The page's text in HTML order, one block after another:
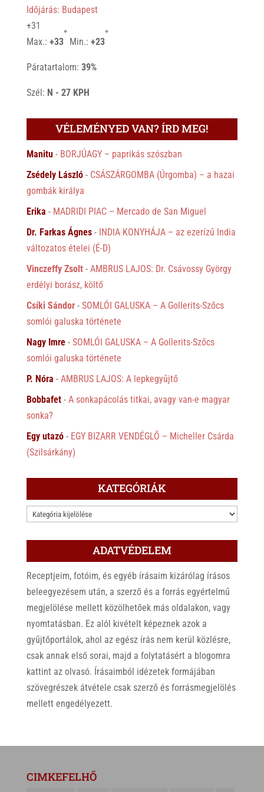
Időjárás: Budapest
+31
Max.: +33
°
Min.: +23
°
Páratartalom: 39%
Szél: N - 27 KPH
VÉLEMÉNYED VAN? ÍRD MEG!
Manitu- BORJÚAGY – paprikás szószban
Zsédely László- CSÁSZÁRGOMBA (Úrgomba) – a hazai
gombák királya
Erika - MADRIDI PIAC – Mercado de San Miguel
Dr. Farkas Ágnes- INDIA KONYHÁJA – az ezerízű India
változatos ételei (É-D)
Vinczeffy Zsolt- AMBRUS LAJOS: Dr. Csávossy György
erdélyi borász, költő
Csíki Sándor- SOMLÓI GALUSKA – A Gollerits-Szőcs
somlói galuska története
Nagy Imre- SOMLÓI GALUSKA – A Gollerits-Szőcs
somlói galuska története
P. Nóra - AMBRUS LAJOS: A lepkegyűjtő
Bobbafet- A sonkapácolás titkai, avagy van-e magyar
sonka?
Egy utazó- EGY BIZARR VENDÉGLŐ – Micheller Csárda
(Szilsárkány)
KATEGÓRIÁK
KATEGÓRIÁK
ADATVÉDELEM
Receptjeim, fotóim, és egyéb írásaim kizárólag írásos
beleegyezésem után, a szerző és a forrás egyértelmű
megjelölése mellett közölhetőek más oldalakon, vagy
nyomtatásban. Ez alól kivételt képeznek azok a
gyűjtőportálok, ahol az egész írás nem kerül közlésre,
csak annak első sorai, majd a folytatásért a blogomra
kattint az olvasó. Írásaimból idézetek formájában
szövegrészek átvétele csak szerző és forrásmegjelölés
mellett engedélyezett.
CIMKEFELHŐ